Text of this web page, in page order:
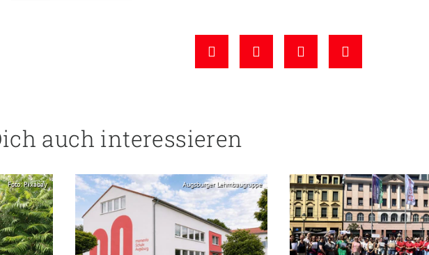
auch interessieren
Foto: Pixabay Augsburger Lehmbaugruppe